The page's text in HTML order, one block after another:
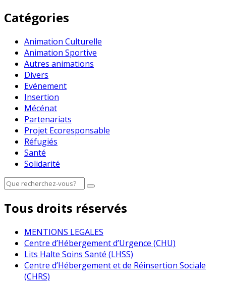
Catégories
Animation Culturelle
Animation Sportive
Autres animations
Divers
Evénement
Insertion
Mécénat
Partenariats
Projet Ecoresponsable
Réfugiés
Santé
Solidarité
Tous droits réservés
MENTIONS LEGALES
Centre d’Hébergement d’Urgence (CHU)
Lits Halte Soins Santé (LHSS)
Centre d’Hébergement et de Réinsertion Sociale
(CHRS)